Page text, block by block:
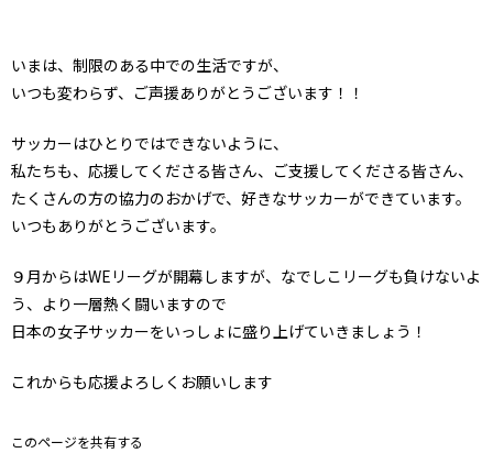
いまは、制限のある中での生活ですが、
いつも変わらず、ご声援ありがとうございます！！
サッカーはひとりではできないように、
私たちも、応援してくださる皆さん、ご支援してくださる皆さん、
たくさんの方の協力のおかげで、好きなサッカーができています。
いつもありがとうございます。
９月からはWEリーグが開幕しますが、なでしこリーグも負けないよ
う、より一層熱く闘いますので
日本の女子サッカーをいっしょに盛り上げていきましょう！
これからも応援よろしくお願いします
このページを共有する